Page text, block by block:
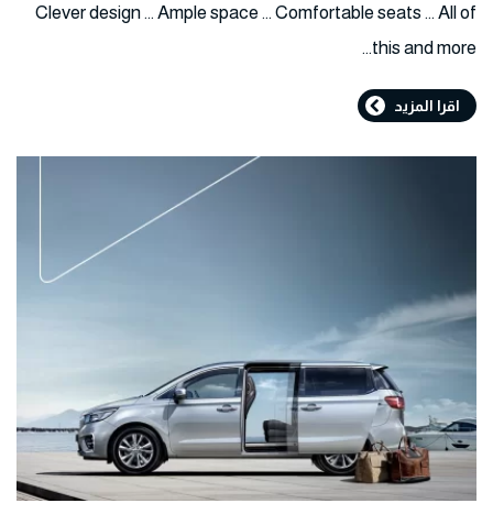
Clever design … Ample space … Comfortable seats … All of
this and more…
اقرا المزيد